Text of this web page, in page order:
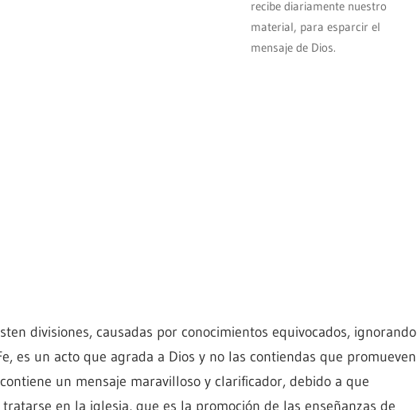
recibe diariamente nuestro
material, para esparcir el
mensaje de Dios.
divisiones, causadas por conocimientos equivocados, ignorando
es un acto que agrada a Dios y no las contiendas que promueven
un mensaje maravilloso y clarificador, debido a que
en la iglesia, que es la promoción de las enseñanzas de